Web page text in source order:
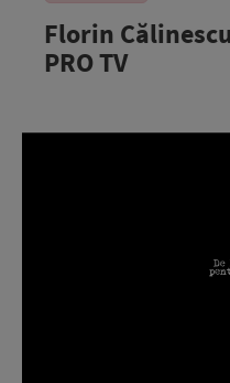
Florin
PRO TV